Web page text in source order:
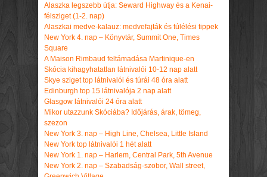
Alaszka legszebb útja: Seward Highway és a Kenai-
félsziget (1-2. nap)
Alaszkai medve-kalauz: medvefajták és túlélési tippek
New York 4. nap – Könyvtár, Summit One, Times
Square
A Maison Rimbaud feltámadása Martinique-en
Skócia kihagyhatatlan látnivalói 10-12 nap alatt
Skye sziget top látnivalói és túrái 48 óra alatt
Edinburgh top 15 látnivalója 2 nap alatt
Glasgow látnivalói 24 óra alatt
Mikor utazzunk Skóciába? Időjárás, árak, tömeg,
szezon
New York 3. nap – High Line, Chelsea, Little Island
New York top látnivalói 1 hét alatt
New York 1. nap – Harlem, Central Park, 5th Avenue
New York 2. nap – Szabadság-szobor, Wall street,